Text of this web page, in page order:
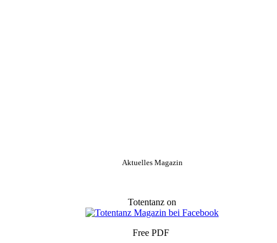
Aktuelles Magazin
Totentanz on
Free PDF